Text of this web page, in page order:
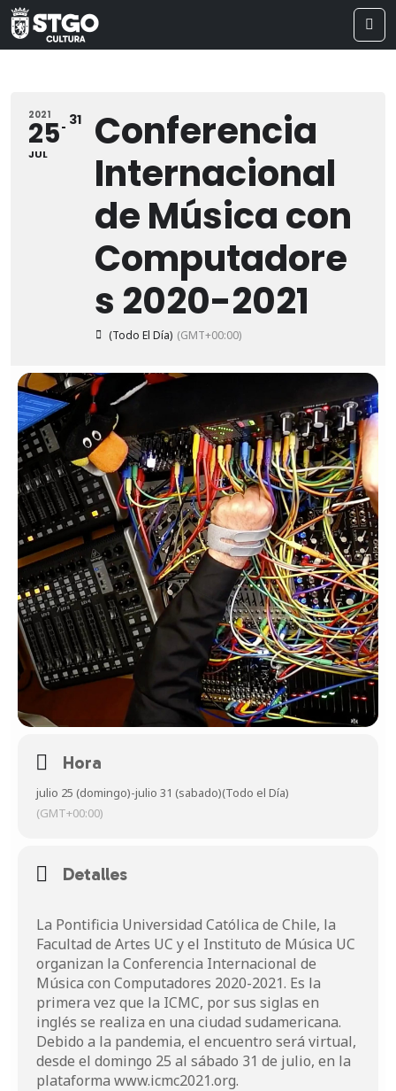
2021
25
JUL
31
Conferencia
Internacional
de Música con
Computadore
s 2020-2021
(Todo El Día) (GMT+00:00)
Hora
julio 25 (domingo)-julio 31 (sabado)(Todo el Día)
(GMT+00:00)
Detalles
La Pontificia Universidad Católica de Chile, la
Facultad de Artes UC y el Instituto de Música UC
organizan la Conferencia Internacional de
Música con Computadores 2020-2021. Es la
primera vez que la ICMC, por sus siglas en
inglés se realiza en una ciudad sudamericana.
Debido a la pandemia, el encuentro será virtual,
desde el domingo 25 al sábado 31 de julio, en la
plataforma www.icmc2021.org.